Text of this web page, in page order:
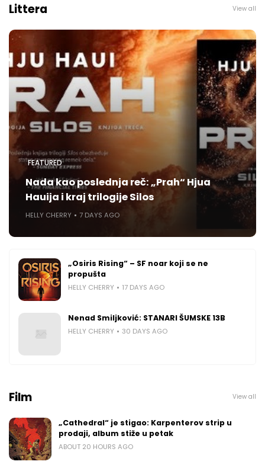
Littera View all
FEATURED
Nada kao poslednja reč: „Prah“ Hjua
Hauija i kraj trilogije Silos
HELLY CHERRY 7 DAYS AGO
„Osiris Rising“ – SF noar koji se ne
propušta
HELLY CHERRY 17 DAYS AGO
Nenad Smiljković: STANARI ŠUMSKE 13B
HELLY CHERRY 30 DAYS AGO
Film View all
„Cathedral“ je stigao: Karpenterov strip u
prodaji, album stiže u petak
ABOUT 20 HOURS AGO